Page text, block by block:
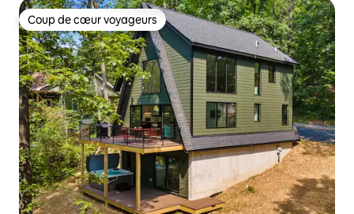
Coup de cœur voyageurs
Coup de cœur voyageurs